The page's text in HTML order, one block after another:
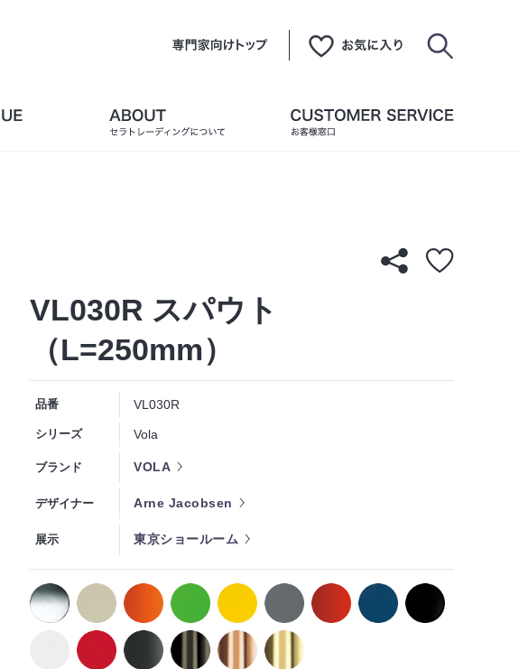
VL030R スパウト
（L=250mm）
品番 VL030R
シリーズ Vola
ブランド VOLA
デザイナー Arne Jacobsen
展示 東京ショールーム